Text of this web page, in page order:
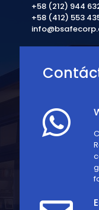
+58 (212) 944
+58 (412) 553